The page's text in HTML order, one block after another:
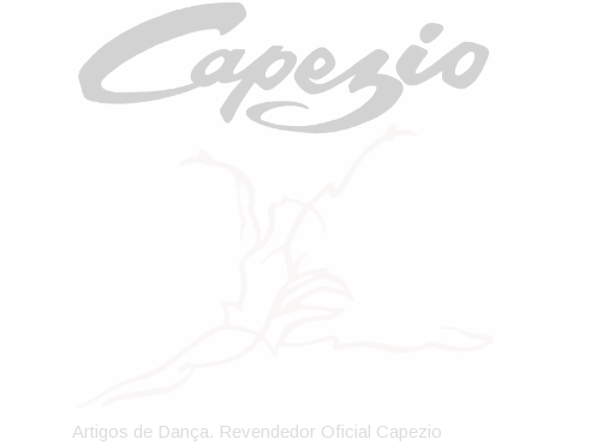
Artigos de Dança. Revendedor Oficial Capezio